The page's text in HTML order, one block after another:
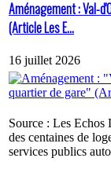
Aménagement : Val-
(Article Les E...
16 juillet 2026
Source : Les Echos
des centaines de
services publics